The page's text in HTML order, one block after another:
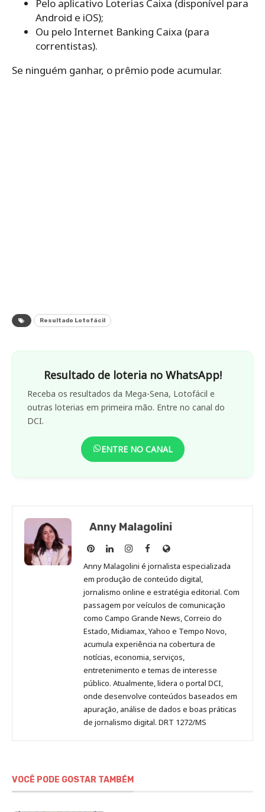
Pelo aplicativo Loterias Caixa (disponível para
Android e iOS);
Ou pelo Internet Banking Caixa (para
correntistas).
Se ninguém ganhar, o prêmio pode acumular.
Resultado Lotofácil
Resultado de loteria no WhatsApp!
Receba os resultados da Mega-Sena, Lotofácil e
outras loterias em primeira mão. Entre no canal do
DCI.
ENTRE NO CANAL
Anny Malagolini
Anny
Malagolini
no
Pinterest
Anny
Malagolini
no
LinkedIn
Anny
Malagolini
no
Instagram
Anny
Malagolini
no
Facebook
Site
de
Anny
Malagolini
Anny Malagolini é jornalista especializada
em produção de conteúdo digital,
jornalismo online e estratégia editorial. Com
passagem por veículos de comunicação
como Campo Grande News, Correio do
Estado, Midiamax, Yahoo e Tempo Novo,
acumula experiência na cobertura de
notícias, economia, serviços,
entretenimento e temas de interesse
público. Atualmente, lidera o portal DCI,
onde desenvolve conteúdos baseados em
apuração, análise de dados e boas práticas
de jornalismo digital. DRT 1272/MS
VOCÊ PODE GOSTAR TAMBÉM